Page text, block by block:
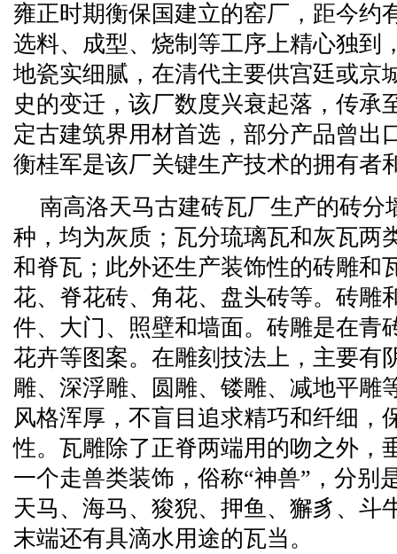
雍正时期衡保国建立的窑厂，距今约
选料、成型、烧制等工序上精心独到
地瓷实细腻，在清代主要供宫廷或京
史的变迁，该厂数度兴衰起落，传承
定古建筑界用材首选，部分产品曾出
衡桂军是该厂关键生产技术的拥有者
南高洛天马古建砖瓦厂生产的砖分
种，均为灰质；瓦分琉璃瓦和灰瓦两
和脊瓦；此外还生产装饰性的砖雕和
花、脊花砖、角花、盘头砖等。砖雕
件、大门、照壁和墙面。砖雕是在青
花卉等图案。在雕刻技法上，主要有
雕、深浮雕、圆雕、镂雕、减地平雕
风格浑厚，不盲目追求精巧和纤细，
性。瓦雕除了正脊两端用的吻之外，
一个走兽类装饰，俗称“神兽”，分别
天马、海马、狻猊、押鱼、獬豸、斗
末端还有具滴水用途的瓦当。